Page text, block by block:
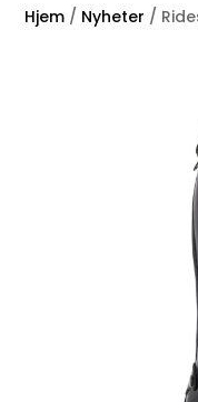
Hjem / Nyheter /